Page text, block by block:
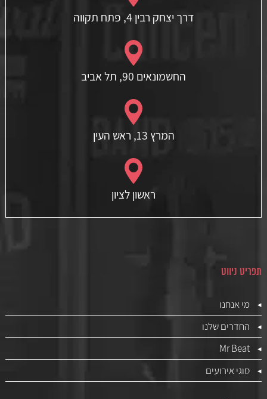
דרך יצחק רבין 4, פתח תקווה
החשמונאים 90, תל אביב
המרץ 13, ראש העין
ראשון לציון
תפריט ניווט
מי אנחנו
החדרים שלנו
Mr Beat
סוגי אירועים